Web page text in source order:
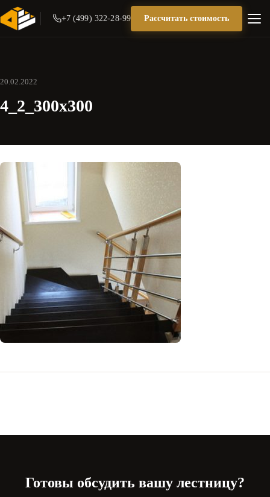
+7 (499) 322-28-99 Рассчитать стоимость
20.02.2022
4_2_300x300
Готовы обсудить вашу лестницу?